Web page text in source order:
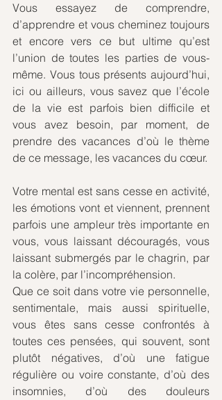
Vous essayez de comprendre,
d’apprendre et vous cheminez toujours
et encore vers ce but ultime qu’est
l’union de toutes les parties de vous-
même. Vous tous présents aujourd’hui,
ici ou ailleurs, vous savez que l’école
de la vie est parfois bien difficile et
vous avez besoin, par moment, de
prendre des vacances d’où le thème
de ce message, les vacances du cœur.
Votre mental est sans cesse en activité,
les émotions vont et viennent, prennent
parfois une ampleur très importante en
vous, vous laissant découragés, vous
laissant submergés par le chagrin, par
la colère, par l’incompréhension.
Que ce soit dans votre vie personnelle,
sentimentale, mais aussi spirituelle,
vous êtes sans cesse confrontés à
toutes ces pensées, qui souvent, sont
plutôt négatives, d’où une fatigue
régulière ou voire constante, d’où des
insomnies, d’où des douleurs